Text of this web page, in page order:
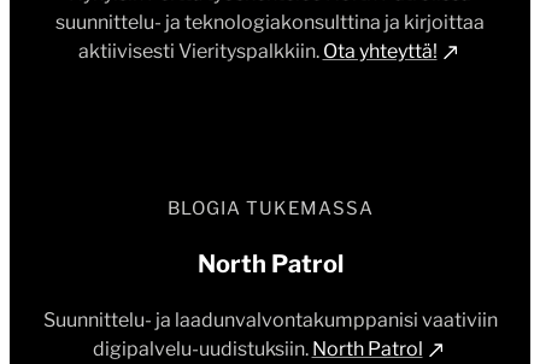
suunnittelu- ja teknologiakonsulttina ja kirjoittaa
aktiivisesti Vierityspalkkiin. Ota yhteyttä!
BLOGIA TUKEMASSA
North Patrol
Suunnittelu- ja laadunvalvontakumppanisi vaativiin
digipalvelu-uudistuksiin. North Patrol